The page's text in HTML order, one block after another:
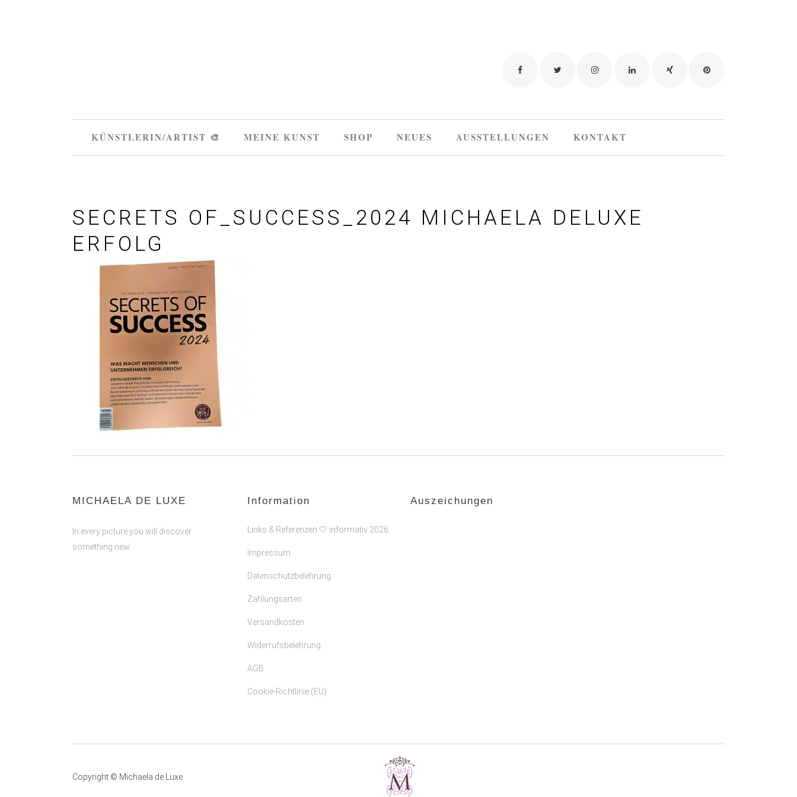
KÜNSTLERIN/ARTIST 🎨 MEINE KUNST SHOP NEUES AUSSTELLUNGEN KONTAKT
SECRETS OF_SUCCESS_2024 MICHAELA DELUXE
ERFOLG
MICHAELA DE LUXE
In every picture you will discover
something new.
Information
Links & Referenzen 🤍 informativ 2026
Impressum
Datenschutzbelehrung
Zahlungsarten
Versandkosten
Widerrufsbelehrung
AGB
Cookie-Richtlinie (EU)
Auszeichungen
Copyright © Michaela de Luxe